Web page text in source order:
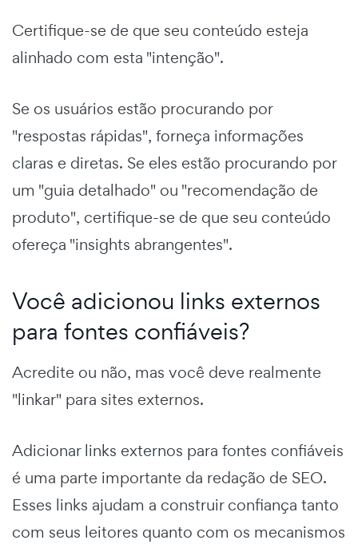
Certifique-se de que seu conteúdo esteja
alinhado com esta "intenção".
Se os usuários estão procurando por
"respostas rápidas", forneça informações
claras e diretas. Se eles estão procurando por
um "guia detalhado" ou "recomendação de
produto", certifique-se de que seu conteúdo
ofereça "insights abrangentes".
Você adicionou links externos
para fontes confiáveis?
Acredite ou não, mas você deve realmente
"linkar" para sites externos.
Adicionar links externos para fontes confiáveis
é uma parte importante da redação de SEO.
Esses links ajudam a construir confiança tanto
com seus leitores quanto com os mecanismos